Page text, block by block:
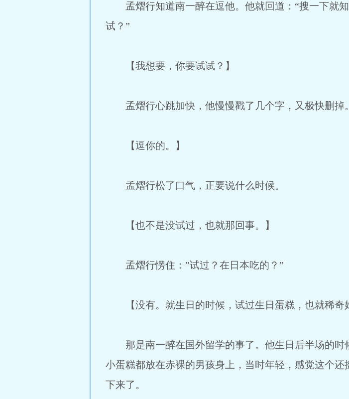
孟熠行知道南一醉在逗他。他就回道：“搜一下就
试？”
【我想要，你要试试？】
孟熠行心跳加快，他慢慢戳了几个字，又极快删掉。
【逗你的。】
孟熠行松了口气，正要说什么时候。
【也不是没试过，也就那回事。】
孟熠行愣住：”试过？在日本吃的？”
【没有。就生日的时候，试过生日蛋糕，也就稀奇
那是南一醉在国外留学的事了。他生日后半场的时
小蛋糕都放在赤裸的男孩身上，当时年轻，感觉这个
下来了。